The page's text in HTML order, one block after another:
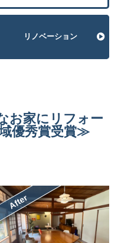
リノベーション
お家にリフォー
優秀賞受賞≫
After